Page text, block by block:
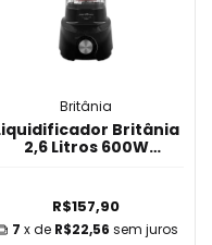
Britânia
Britânia
2,6 Litros 600W
R$157,90
7 x de R$22,56 sem juros